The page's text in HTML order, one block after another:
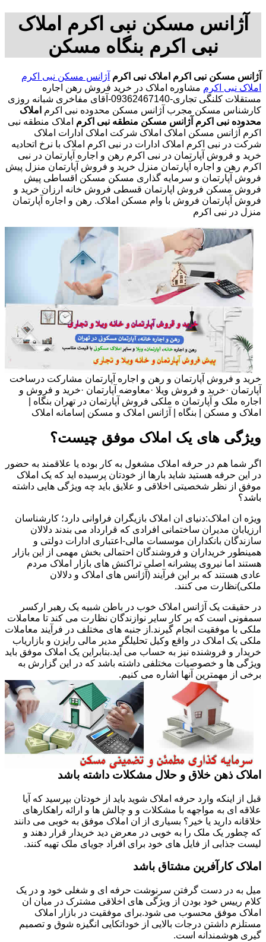
آژانس مسکن نبی اکرم املاک
نبی اکرم بنگاه مسکن
آژانس مسکن نبی اکرم املاک نبی اکرم آژانس مسکن نبی اکرم
املاک نبی اکرم مشاوره املاک در خرید فروش رهن اجاره
مستقلات کلنگی تجاری-09362467140-آقای مفاخری شبانه روزی
کارشناس مسکن مجرب آژانس مسکن محدوده نبی اکرم املاک
محدوده نبی اکرم آژانس مسکن منطقه نبی اکرم املاک منطقه نبی
اکرم آژانس مسکن املاک املاک شرکت املاک ادارات املاک
شرکت در نبی اکرم املاک ادارات در نبی اکرم املاک با نرخ اتحادیه
خرید و فروش آپارتمان در نبی اکرم رهن و اجاره آپارتمان در نبی
اکرم رهن و اجاره آپارتمان منزل خرید و فروش آپارتمان منزل پیش
فروش آپارتمان و سرمایه گذاری مسکن مسکن اقساطی پیش
فروش مسکن فروش اپارتمان قسطی فروش خانه ارزان خرید و
فروش آپارتمان فروش با وام مسکن املاک. رهن و اجاره آپارتمان
منزل در نبی اکرم
خرید و فروش آپارتمان و رهن و اجاره آپارتمان مشارکت درساخت
آپارتمان ·خرید و فروش ویلا ·معاوضه آپارتمان ·خرید و فروش و
اجاره ملک و آپارتمان ه ملکی فروش آپارتمان در تهران بنگاه |
املاک و مسکن | بنگاه | آژانس املاک و مسکن |سامانه املاک
ویژگی های یک املاک موفق چیست؟
اگر شما هم در حرفه املاک مشغول به کار بوده یا علاقمند به حضور
در این حرفه هستید شاید بارها از خودتان پرسیده اید که یک املاک
موفق از نظر شخصیتی اخلاقی و علایق باید چه ویژگی هایی داشته
باشد؟
ویژه ان املاک:دنیای ان املاک بازیگران فراوانی دارد؛ کارشناسان
ارزیابان مدیران ساختمانی افرادی که قرارداد می بندند دلالان
سازندگان بانکداران موسسات مالی-اعتباری ادارات دولتی و
همینطور خریداران و فروشندگان احتمالی بخش مهمی از این بازار
هستند اما نیروی پیشرانه اصلی تراکنش های بازار املاک مردم
عادی هستند که بر این فرآیند (آژانس های املاک و دلالان
ملکی)نظارت می کنند.
در حقیقت یک آژانس املاک خوب در باطن شبیه یک رهبر ارکسر
سمفونی است که بر کار سایر نوازندگان نظارت می کند تا معاملات
ملکی با موفقیت انجام گیرند.از جنبه های مختلف در فرآیند معاملات
ملکی یک املاک در واقع وکیل تحلیلگر مدیر مالی رایزن و بازاریاب
خریدار و فروشنده نیز به حساب می آید.بنابراین یک املاک موفق باید
ویژگی ها و خصوصیات مختلفی داشته باشد که در این گزارش به
برخی از مهمترین آنها اشاره می کنیم.
املاک ذهن خلاق و حلال مشکلات داشته باشد
قبل از اینکه وارد حرفه املاک شوید باید از خودتان بپرسید که آیا
علاقه ای به مواجهه با مشکلات و و چالش ها و ارائه راهکارهای
خلاقانه دارید یا خیر؟ بسیاری از ان املاک موفق به خوبی می دانند
که چطور یک ملک را به خوبی در معرض دید خریدار قرار دهند و
لیست جذابی از فایل های خود برای افراد جویای ملک تهیه کنند.
املاک کارآفرین مشتاق باشد
میل به در دست گرفتن سرنوشت حرفه ای و شغلی خود و در یک
کلام رییس خود بودن از ویژگی های اخلاقی مشترک در میان ان
املاک موفق محسوب می شود.برای موفقیت در بازار املاک
مستلزم داشتن درجات بالایی از خوداتکایی انگیزه شوق و تصمیم
گیری هوشمندانه است.